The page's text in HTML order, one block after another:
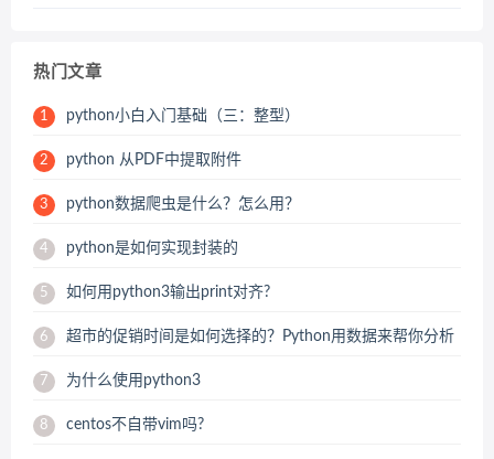
热门文章
1 python小白入门基础（三：整型）
2 python 从PDF中提取附件
3 python数据爬虫是什么？怎么用？
4 python是如何实现封装的
5 如何用python3输出print对齐?
6 超市的促销时间是如何选择的？Python用数据来帮你分析
7 为什么使用python3
8 centos不自带vim吗?